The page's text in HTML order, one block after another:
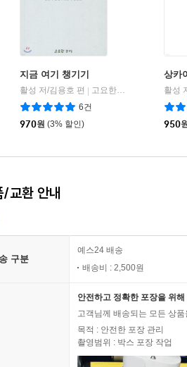
지금 여기 챙기기
활성 저/김용호 편
고요한소리
6건
970원 (3% 할인)
상카
활성
950
교환 안내
구분
예스24 배송
배송비 : 2,500원
안전하고 정확한 포장을 위
고객님께 배송되는 모든 상
목적 : 안전한 포장 관리
촬영범위 : 박스 포장 작업